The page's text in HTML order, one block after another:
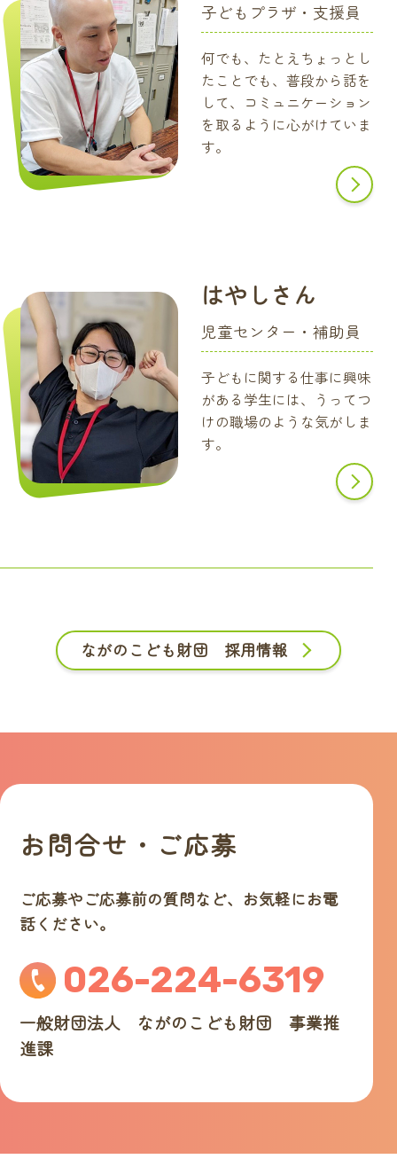
子どもプラザ・支援員
何でも、たとえちょっとし
たことでも、普段から話を
して、コミュニケーション
を取るように心がけていま
す。
はやしさん
児童センター・補助員
子どもに関する仕事に興味
がある学生には、うってつ
けの職場のような気がしま
す。
ながのこども財団 採用情報
お問合せ・ご応募
ご応募やご応募前の質問など、お気軽にお電
話ください。
026-224-6319
一般財団法人 ながのこども財団 事業推
進課